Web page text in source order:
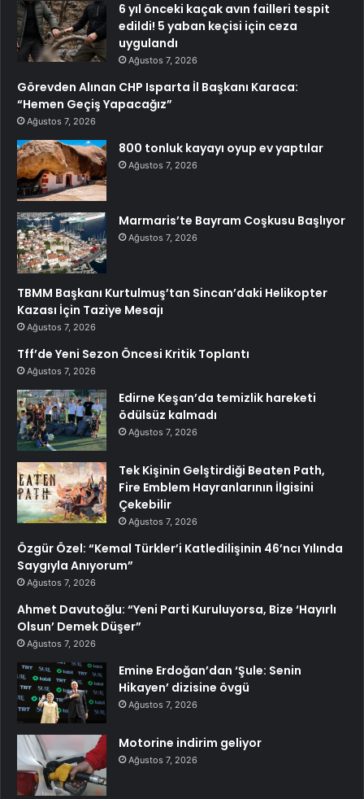
6 yıl önceki kaçak avın failleri tespit
edildi! 5 yaban keçisi için ceza
uygulandı
Ağustos 7, 2026
Görevden Alınan CHP Isparta İl Başkanı Karaca:
“Hemen Geçiş Yapacağız”
Ağustos 7, 2026
800 tonluk kayayı oyup ev yaptılar
Ağustos 7, 2026
Marmaris’te Bayram Coşkusu Başlıyor
Ağustos 7, 2026
TBMM Başkanı Kurtulmuş’tan Sincan’daki Helikopter
Kazası İçin Taziye Mesajı
Ağustos 7, 2026
Tff’de Yeni Sezon Öncesi Kritik Toplantı
Ağustos 7, 2026
Edirne Keşan’da temizlik hareketi
ödülsüz kalmadı
Ağustos 7, 2026
Tek Kişinin Gelştirdiği Beaten Path,
Fire Emblem Hayranlarının İlgisini
Çekebilir
Ağustos 7, 2026
Özgür Özel: “Kemal Türkler’i Katledilişinin 46’ncı Yılında
Saygıyla Anıyorum”
Ağustos 7, 2026
Ahmet Davutoğlu: “Yeni Parti Kuruluyorsa, Bize ‘Hayırlı
Olsun’ Demek Düşer”
Ağustos 7, 2026
Emine Erdoğan’dan ‘Şule: Senin
Hikayen’ dizisine övgü
Ağustos 7, 2026
Motorine indirim geliyor
Ağustos 7, 2026